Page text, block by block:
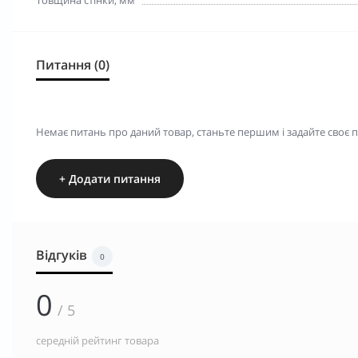
Питання (0)
Немає питань про даний товар, станьте першим і задайте своє
+ Додати питання
Відгуків 0
0 / 5
середній рейтинг товара